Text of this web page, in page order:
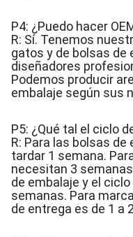
P4: ¿Puedo hacer
R: Sí. Tenemos
gatos y de bolsas de
diseñadores
Podemos producir
embalaje según sus
P5: ¿Qué tal el ciclo
R: Para las bolsas
tardar 1 semana.
necesitan 3
de embalaje y el
semanas. Para
de entrega es de 1 a